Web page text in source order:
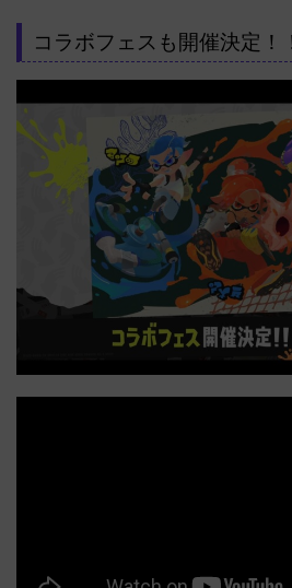
コラボフェスも開催決定！